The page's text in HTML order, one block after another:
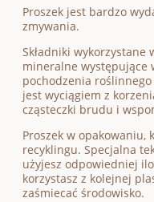
Proszek jest bardzo
zmywania.
Składniki
mineralne występujące
pochodzenia
jest wyciągiem z
cząsteczki brudu i
Proszek w opakowaniu,
recyklingu. Specjalna
użyjesz odpowiedniej
korzystasz z kolejnej
zaśmiecać środowisko.